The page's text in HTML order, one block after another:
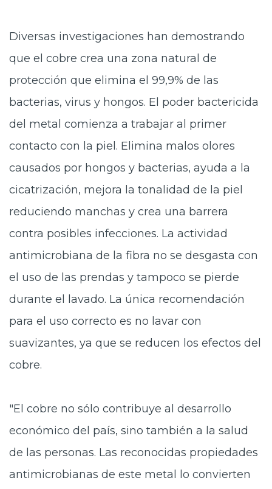
Diversas investigaciones han demostrando
que el cobre crea una zona natural de
protección que elimina el 99,9% de las
bacterias, virus y hongos. El poder bactericida
del metal comienza a trabajar al primer
contacto con la piel. Elimina malos olores
causados por hongos y bacterias, ayuda a la
cicatrización, mejora la tonalidad de la piel
reduciendo manchas y crea una barrera
contra posibles infecciones. La actividad
antimicrobiana de la fibra no se desgasta con
el uso de las prendas y tampoco se pierde
durante el lavado. La única recomendación
para el uso correcto es no lavar con
suavizantes, ya que se reducen los efectos del
cobre.
"El cobre no sólo contribuye al desarrollo
económico del país, sino también a la salud
de las personas. Las reconocidas propiedades
antimicrobianas de este metal lo convierten